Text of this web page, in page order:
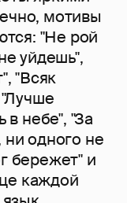
мотивы
"Не рой
уйдешь",
"Всяк
в небе", "За
одного не
бережет" и
каждой